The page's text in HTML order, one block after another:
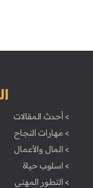
> أحدث المقالات
> مهارات النجاح
> المال والأعمال
> اسلوب حياة
> التطور المهني